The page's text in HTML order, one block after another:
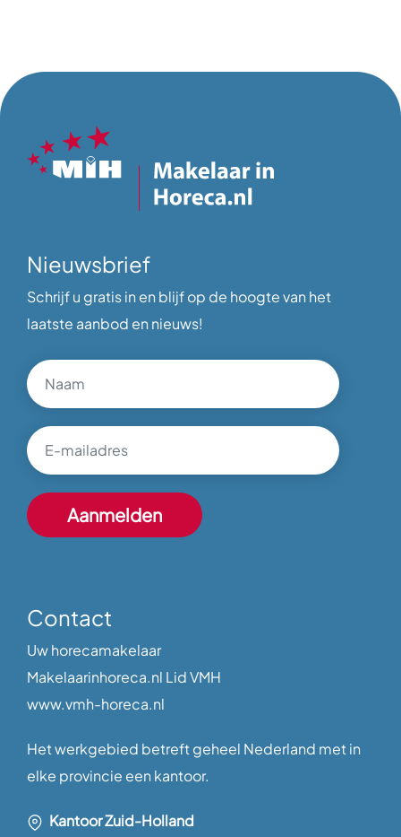
Nieuwsbrief
Schrijf u gratis in en blijf op de hoogte van het
laatste aanbod en nieuws!
Contact
Uw horecamakelaar
Makelaarinhoreca.nl Lid VMH
www.vmh-horeca.nl
Het werkgebied betreft geheel Nederland met in
elke provincie een kantoor.
Kantoor Zuid-Holland